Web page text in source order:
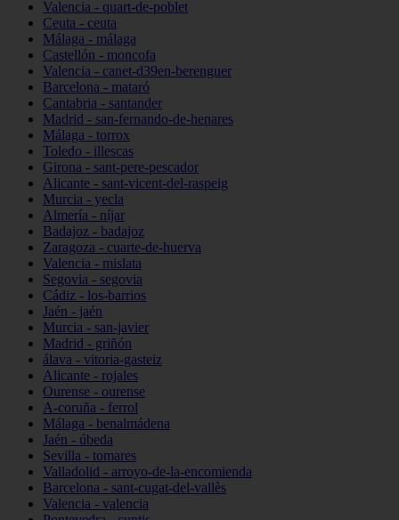
Valencia - quart-de-poblet
Ceuta - ceuta
Málaga - málaga
Castellón - moncofa
Valencia - canet-d39en-berenguer
Barcelona - mataró
Cantabria - santander
Madrid - san-fernando-de-henares
Málaga - torrox
Toledo - illescas
Girona - sant-pere-pescador
Alicante - sant-vicent-del-raspeig
Murcia - yecla
Almería - níjar
Badajoz - badajoz
Zaragoza - cuarte-de-huerva
Valencia - mislata
Segovia - segovia
Cádiz - los-barrios
Jaén - jaén
Murcia - san-javier
Madrid - griñón
álava - vitoria-gasteiz
Alicante - rojales
Ourense - ourense
A-coruña - ferrol
Málaga - benalmádena
Jaén - úbeda
Sevilla - tomares
Valladolid - arroyo-de-la-encomienda
Barcelona - sant-cugat-del-vallès
Valencia - valencia